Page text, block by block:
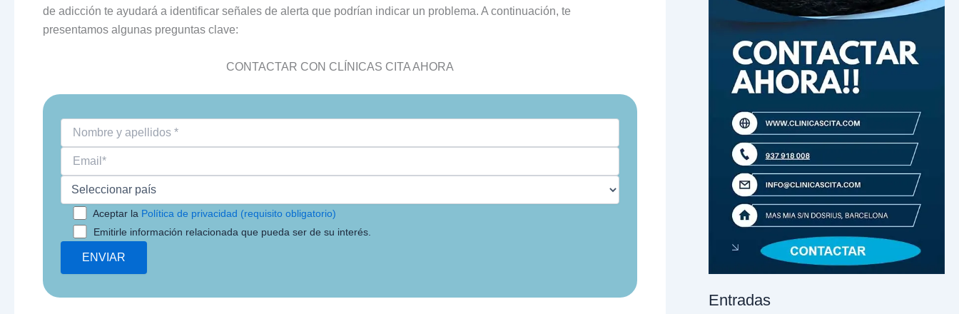
de adicción te ayudará a identificar señales de alerta que podrían indicar un problema. A continuación, te
presentamos algunas preguntas clave:
CONTACTAR CON CLÍNICAS CITA AHORA
Aceptar la Política de privacidad (requisito obligatorio)
Emitirle información relacionada que pueda ser de su interés.
Entradas